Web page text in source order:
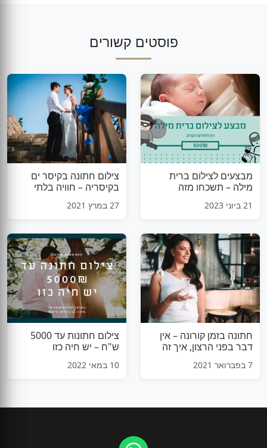
פוסטים קשורים
מבצעים לצילום ברית
מילה – תשכחו מזה
21 ביוני 2023
צילום חתונה בקיסר ים
בקיסריה – חוויה בלתי
27 במרץ 2021
חתונה בזמן קורונה – אין
דבר בפני הרצון, איך זה
7 בפברואר 2021
צילום חתונות עד 5000
ש"ח – יש חיה כזו
10 במאי 2022